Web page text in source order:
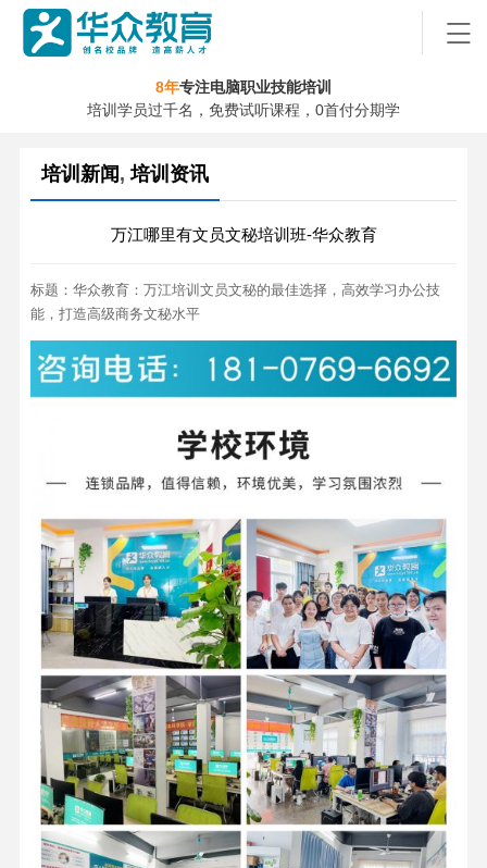
8年专注电脑职业技能培训
培训学员过千名，免费试听课程，0首付分期学
培训新闻 ,培训资讯
万江哪里有文员文秘培训班-华众教育
标题：华众教育：万江培训文员文秘的最佳选择，高效学习办公技
能，打造高级商务文秘水平